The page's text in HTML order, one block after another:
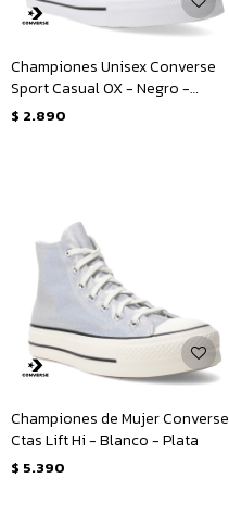
Championes Unisex Converse
Sport Casual OX - Negro -
Blanco
$ 2.890
Championes de Mujer Converse
Ctas Lift Hi - Blanco - Plata
$ 5.390